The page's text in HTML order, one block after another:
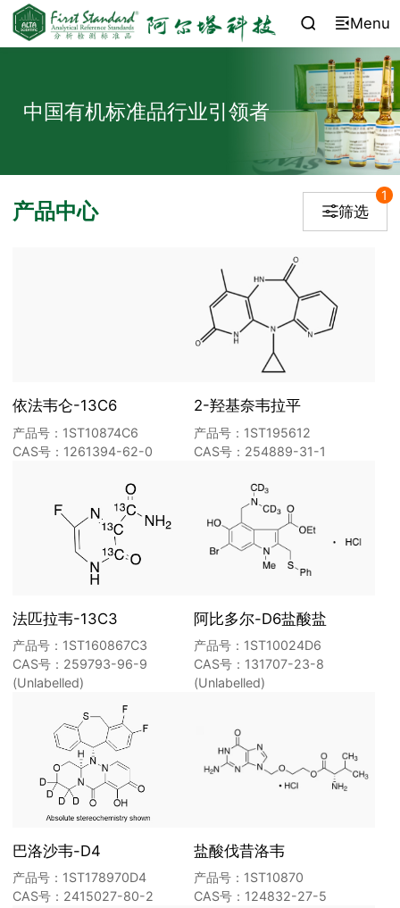
 Menu
中国有机标准品行业引领者
产品中心 筛选
1
依法韦仑-13C6
产品号：1ST10874C6
CAS号：1261394-62-0
2-羟基奈韦拉平
产品号：1ST195612
CAS号：254889-31-1
法匹拉韦-13C3
产品号：1ST160867C3
CAS号：259793-96-9
(Unlabelled)
阿比多尔-D6盐酸盐
产品号：1ST10024D6
CAS号：131707-23-8
(Unlabelled)
巴洛沙韦-D4
产品号：1ST178970D4
CAS号：2415027-80-2
盐酸伐昔洛韦
产品号：1ST10870
CAS号：124832-27-5